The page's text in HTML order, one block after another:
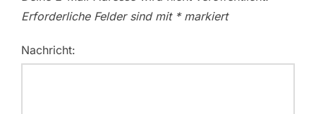
Erforderliche Felder sind mit *markiert
Nachricht: